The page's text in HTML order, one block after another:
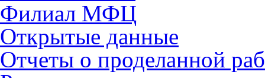
Филиал МФЦ
Открытые данные
Отчеты о проделанной